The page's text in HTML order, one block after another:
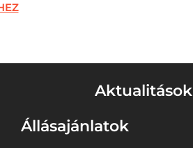
Aktualitások
Állásajánlatok